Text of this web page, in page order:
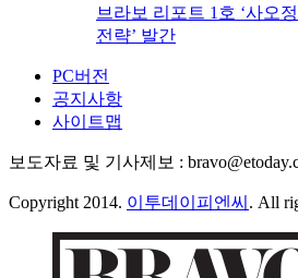
브라보 리포트 1호 ‘사오
전략’ 발간
PC버전
공지사항
사이트맵
보도자료 및 기사제보 :
Copyright 2014. 이투데이피엔씨 . All